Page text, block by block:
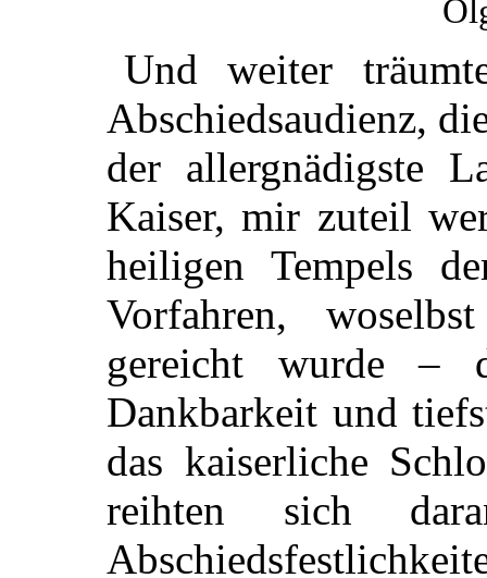
Und weiter
Abschiedsaudienz,
der allergnädigste
Kaiser, mir zuteil
heiligen Tempels
Vorfahren,
gereicht wurde –
Dankbarkeit und
das kaiserliche
reihten sich